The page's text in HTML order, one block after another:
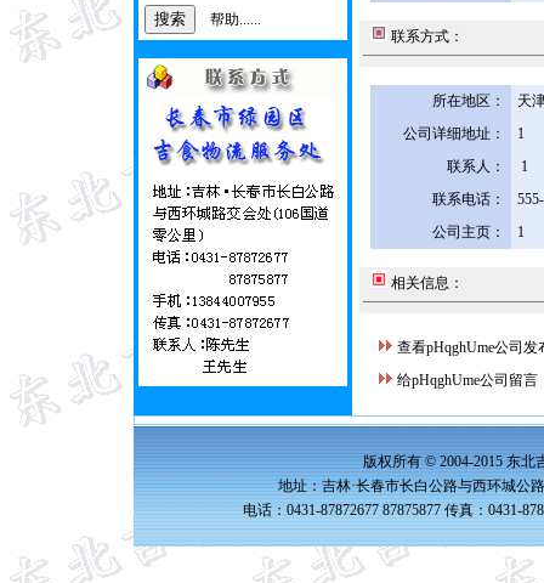
帮助......
联系方式：
所在地区：
天
公司详细地址：
1
联系人：
1
联系电话：
公司主页：
1
相关信息：
查看pHqghUme公司发
给pHqghUme公司留言
版权所有 © 2004-2015 东北
地址：吉林·长春市长白公路与西环城公
电话：0431-87872677 87875877 传真：0431-